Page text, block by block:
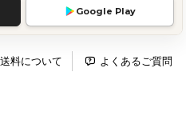
Google Play
料について よくあるご質問